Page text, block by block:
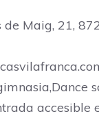
de Maig, 21,
accesible